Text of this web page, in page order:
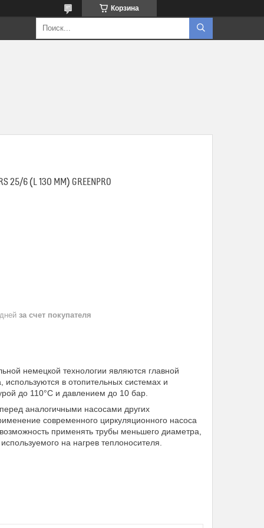
Корзина
6 (L 130 MM) GREENPRO
за счет покупателя
немецкой технологии являются главной
в отопительных системах и
до 110°С и давлением до 10 бар.
аналогичными насосами других
современного циркуляционного насоса
применять трубы меньшего диаметра,
на нагрев теплоносителя.